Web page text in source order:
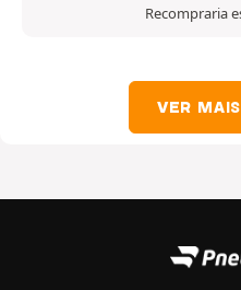
Recompraria
VER